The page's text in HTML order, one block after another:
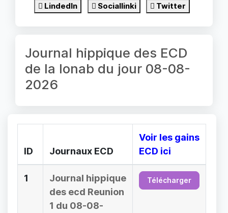
LindedIn Sociallinki Twitter
Journal hippique des ECD
de la lonab du jour 08-08-
2026
ID Journaux ECD
Voir les gains
ECD ici
1
Journal hippique
des ecd Reunion
1 du 08-08-
Télécharger